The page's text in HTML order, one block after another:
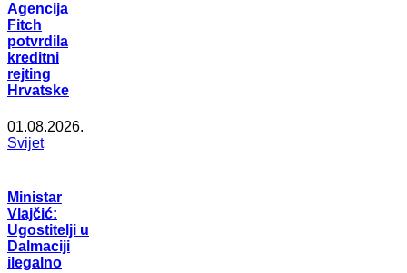
Agencija
Fitch
potvrdila
kreditni
rejting
Hrvatske
01.08.2026.
Svijet
Ministar
Vlajčić:
Ugostitelji u
Dalmaciji
ilegalno